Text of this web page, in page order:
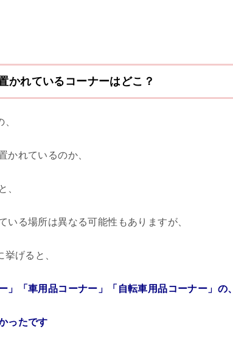
かれているコーナーはどこ？
かれているのか、
、
いる場所は異なる可能性もありますが、
げると、
」「車用品コーナー」「自転車用品コーナー」の、
ったです